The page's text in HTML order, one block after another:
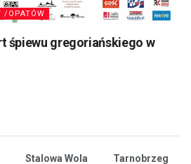
/OPATÓW
śpiewu gregoriańskiego w
Stalowa Wola
Tarnobrzeg